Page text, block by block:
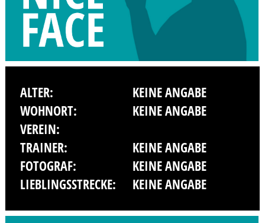
ALTER:
KEINE ANGABE
WOHNORT:
KEINE ANGABE
VEREIN:
TRAINER:
KEINE ANGABE
FOTOGRAF:
KEINE ANGABE
LIEBLINGSSTRECKE:
KEINE ANGABE